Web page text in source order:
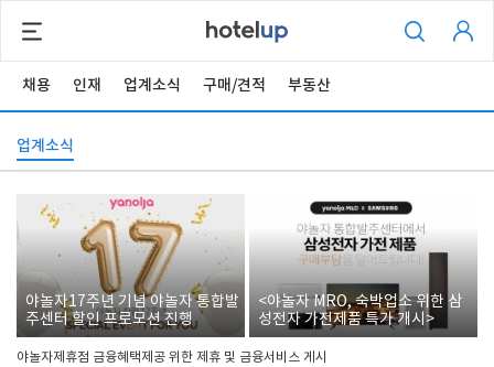
채용 인재 업계소식 구매/견적 부동산
업계소식
야놀자17주년 기념 야놀자 통합발
주센터 할인 프로모션 진행
<야놀자 MRO, 숙박업소 위한 삼
성전자 가전제품 특가 개시>
야놀자제휴점 금융혜택제공 위한 제휴 및 금융서비스 게시